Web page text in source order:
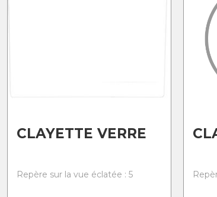
CLAYETTE VERRE
Repère sur la vue éclatée : 5